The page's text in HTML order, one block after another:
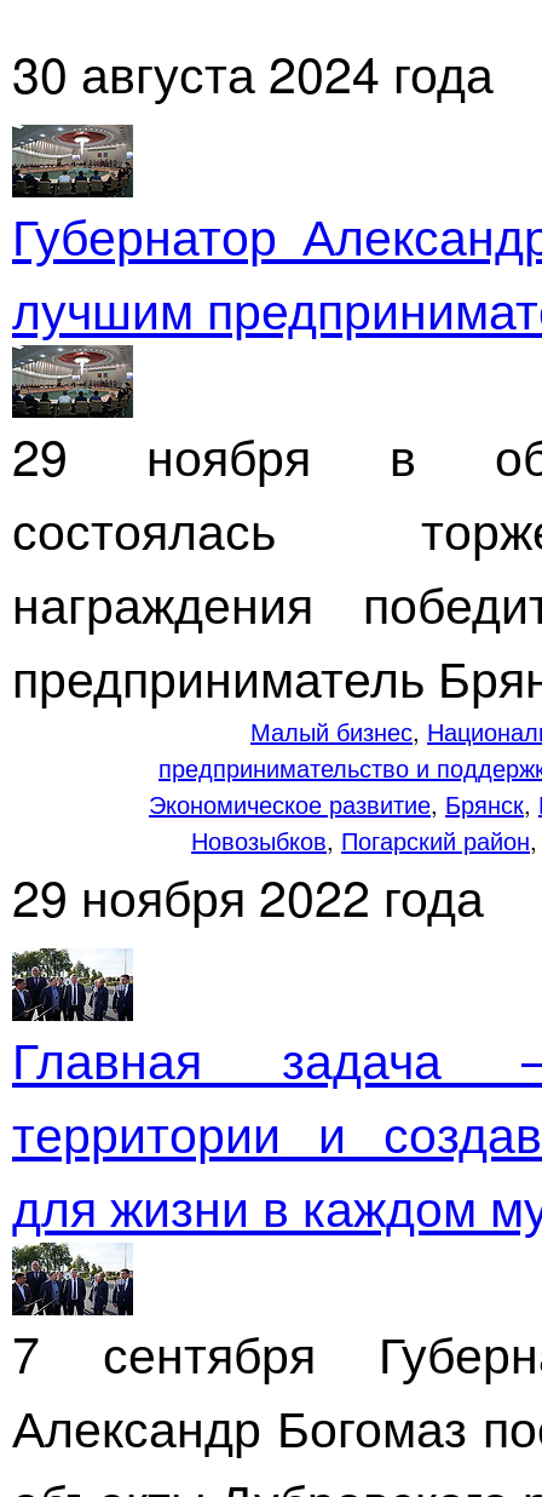
30 августа 2024 года
Губернатор
лучшим
29 ноября в
состоялась
награждения
предприниматель
Малый бизнес,
предпринимательство и
Экономическое развитие, Брянск,
Новозыбков, Погарский район
29 ноября 2022 года
Главная задача
территории и
для жизни в каждом
7 сентября
Александр Богомаз